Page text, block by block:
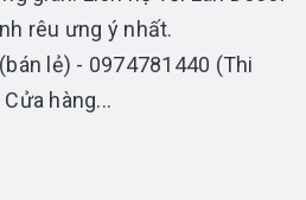
rêu ưng ý nhất.
lẻ) - 0974781440 (Thi
hàng...